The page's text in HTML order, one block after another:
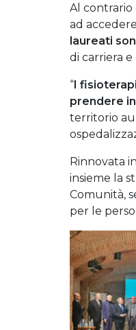
Al contrario
ad
laureati
di carriera e
“I
prendere
territorio
Rinnovata
insieme la
Comunità,
per le